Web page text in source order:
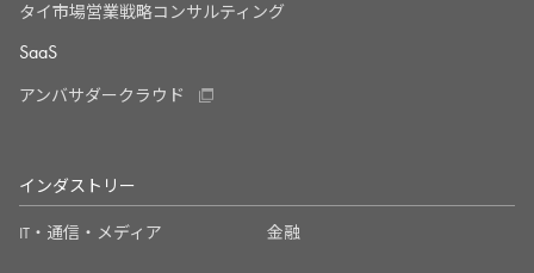
タイ市場営業戦略コンサルティング
SaaS
アンバサダークラウド
インダストリー
IT・通信・メディア 金融